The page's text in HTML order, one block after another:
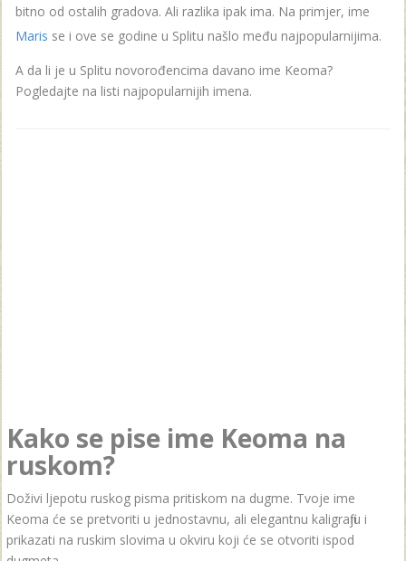
bitno od ostalih gradova. Ali razlika ipak ima. Na primjer, ime
Maris se i ove se godine u Splitu našlo među najpopularnijima.
A da li je u Splitu novorođencima davano ime Keoma?
Pogledajte na listi najpopularnijih imena.
Kako se pise ime Keoma na
ruskom?
Doživi ljepotu ruskog pisma pritiskom na dugme. Tvoje ime
Keoma će se pretvoriti u jednostavnu, ali elegantnu kaligrafiju i
prikazati na ruskim slovima u okviru koji će se otvoriti ispod